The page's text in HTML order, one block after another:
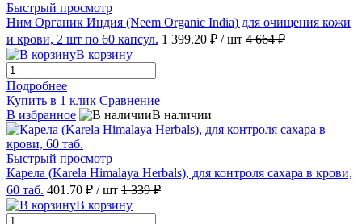
Быстрый просмотр
Ним Органик Индия (Neem Organic India) для очищения кожи
и крови, 2 шт по 60 капсул. 1 399.20 ₽ / шт 4 664 ₽
В корзину
Подробнее
Купить в 1 клик Сравнение
В избранное
В наличии
Быстрый просмотр
Карела (Karela Himalaya Herbals), для контроля сахара в крови,
60 таб. 401.70 ₽ / шт 1 339 ₽
В корзину